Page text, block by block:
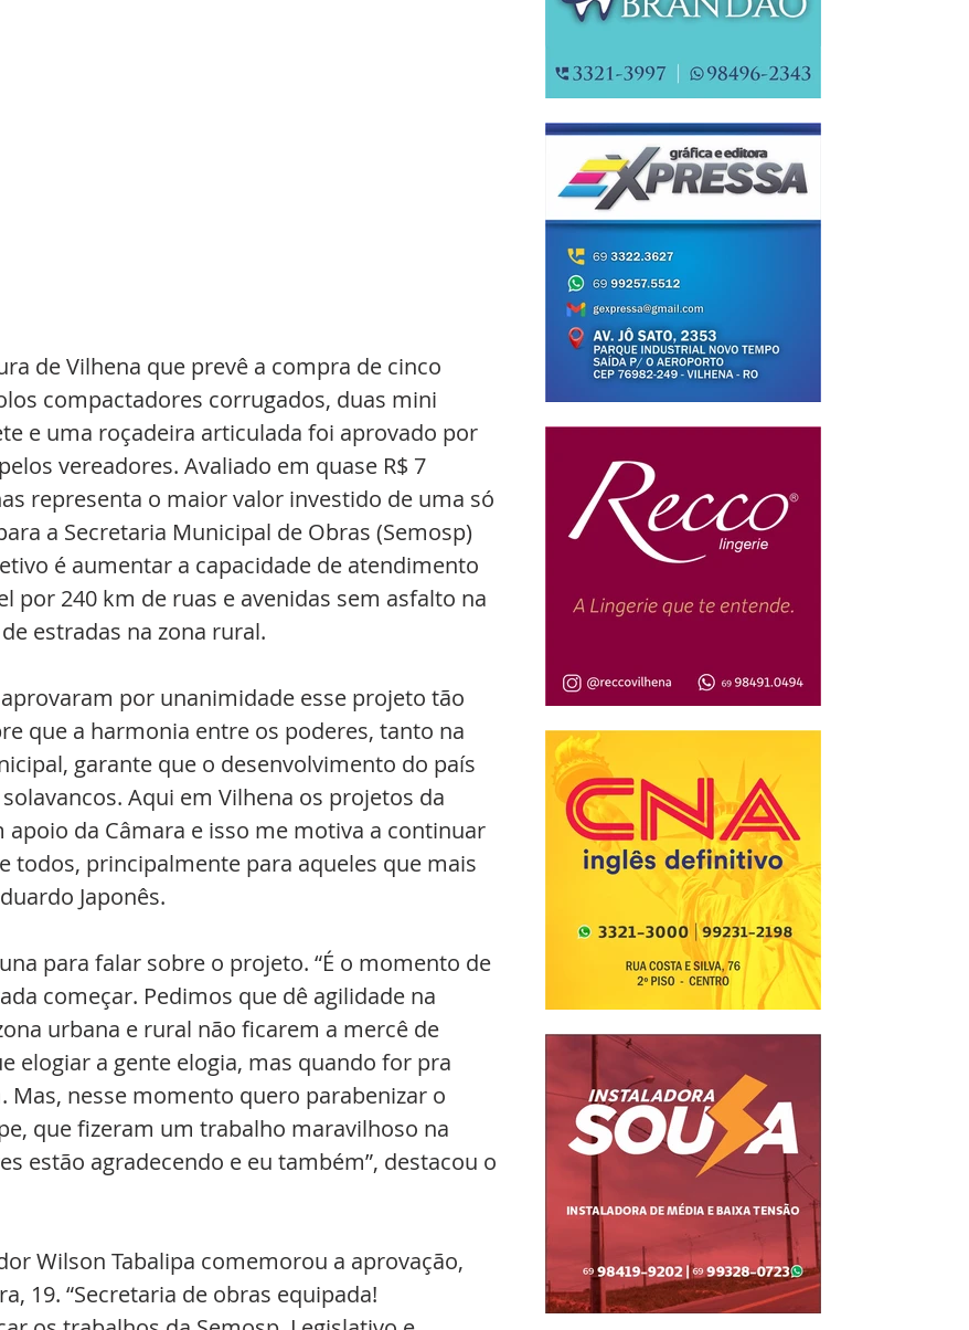
de Vilhena que prevê a compra de cinco
compactadores corrugados, duas mini
e uma roçadeira articulada foi aprovado por
vereadores. Avaliado em quase R$ 7
representa o maior valor investido de uma só
a Secretaria Municipal de Obras (Semosp)
é aumentar a capacidade de atendimento
por 240 km de ruas e avenidas sem asfalto na
estradas na zona rural.
por unanimidade esse projeto tão
que a harmonia entre os poderes, tanto na
garante que o desenvolvimento do país
Aqui em Vilhena os projetos da
da Câmara e isso me motiva a continuar
todos, principalmente para aqueles que mais
Japonês.
para falar sobre o projeto. “É o momento de
começar. Pedimos que dê agilidade na
urbana e rural não ficarem a mercê de
elogiar a gente elogia, mas quando for pra
nesse momento quero parabenizar o
que fizeram um trabalho maravilhoso na
estão agradecendo e eu também”, destacou o
Wilson Tabalipa comemorou a aprovação,
19. “Secretaria de obras equipada!